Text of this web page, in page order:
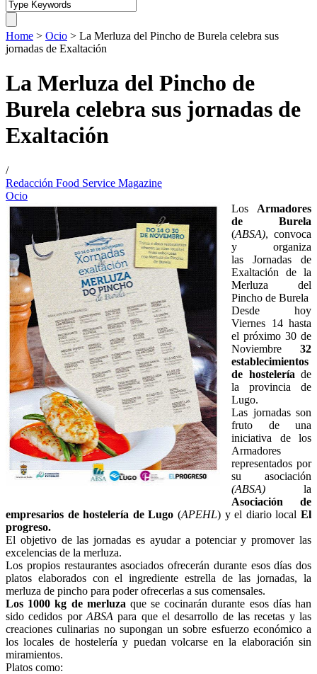
Home > Ocio > La Merluza del Pincho de Burela celebra sus
jornadas de Exaltación
La Merluza del Pincho de
Burela celebra sus jornadas de
Exaltación
/
Redacción Food Service Magazine
Ocio
Los Armadores
de Burela
(ABSA), convoca
y organiza
las Jornadas de
Exaltación de la
Merluza del
Pincho de Burela
Desde hoy
Viernes 14 hasta
el próximo 30 de
Noviembre 32
establecimientos
de hostelería de
la provincia de
Lugo.
Las jornadas son
fruto de una
iniciativa de los
Armadores
representados por
su asociación
(ABSA) la
Asociación de
empresarios de hostelería de Lugo (APEHL) y el diario local El
progreso.
El objetivo de las jornadas es ayudar a potenciar y promover las
excelencias de la merluza.
Los propios restaurantes asociados ofrecerán durante esos días dos
platos elaborados con el ingrediente estrella de las jornadas, la
merluza de pincho para poder ofrecerlas a sus comensales.
Los 1000 kg de merluza que se cocinarán durante esos días han
sido cedidos porABSApara que el desarrollo de las recetas y las
creaciones culinarias no supongan un sobre esfuerzo económico a
los locales de hostelería y puedan volcarse en la elaboración sin
miramientos.
Platos como: